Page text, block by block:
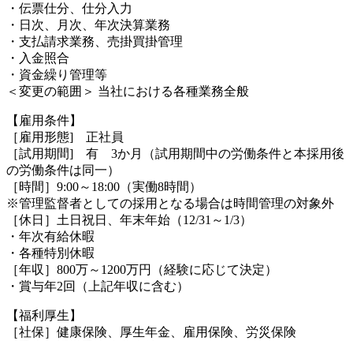
・伝票仕分、仕分入力
・日次、月次、年次決算業務
・支払請求業務、売掛買掛管理
・入金照合
・資金繰り管理等
＜変更の範囲＞ 当社における各種業務全般
【雇用条件】
［雇用形態] 正社員
［試用期間] 有 3か月（試用期間中の労働条件と本採用後
の労働条件は同一）
［時間］9:00～18:00（実働8時間）
※管理監督者としての採用となる場合は時間管理の対象外
［休日］土日祝日、年末年始（12/31～1/3）
・年次有給休暇
・各種特別休暇
［年収］800万～1200万円（経験に応じて決定）
・賞与年2回（上記年収に含む）
【福利厚生】
［社保］健康保険、厚生年金、雇用保険、労災保険